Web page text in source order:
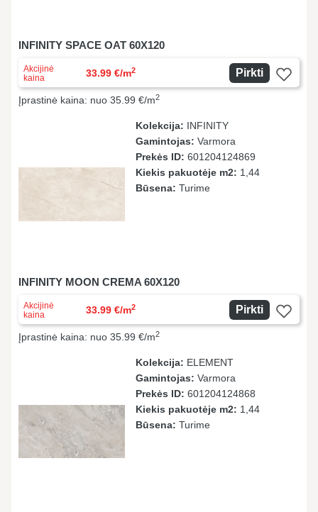
INFINITY SPACE OAT 60X120
Akcijinė
kaina
33.99 €/m2 Pirkti
Įprastinė kaina: nuo 35.99 €/m2
Kolekcija: INFINITY
Gamintojas: Varmora
Prekės ID: 601204124869
Kiekis pakuotėje m2: 1,44
Būsena: Turime
INFINITY MOON CREMA 60X120
Akcijinė
kaina
33.99 €/m2 Pirkti
Įprastinė kaina: nuo 35.99 €/m2
Kolekcija: ELEMENT
Gamintojas: Varmora
Prekės ID: 601204124868
Kiekis pakuotėje m2: 1,44
Būsena: Turime